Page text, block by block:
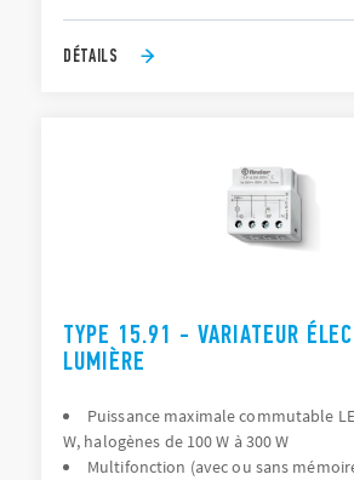
DÉTAILS
TYPE 15.91 - VARIATEUR
LUMIÈRE
Puissance maximale commutable
W, halogènes de 100 W à 300 W
Multifonction (avec ou sans